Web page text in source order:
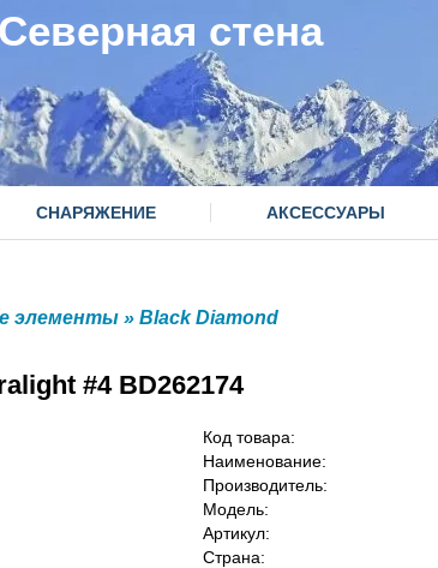
Северная стена
СНАРЯЖЕНИЕ АКСЕССУАРЫ
элементы » Black Diamond
#4 BD262174
Код товара:
Наименование:
Производитель:
Модель:
Артикул:
Страна: